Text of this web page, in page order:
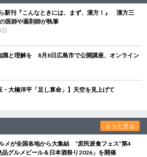
新刊『こんなときには、まず、漢方！』 漢方三
医師や薬剤師が執筆
識と理解を 8月8日広島市で公開講座、オンライン
・大橋洋平「足し算命」】天空を見上げて
もっと見る
メが全国各地から大集結 “庶民派食フェス”第4
品グルメビール＆日本酒祭り2026」を開催